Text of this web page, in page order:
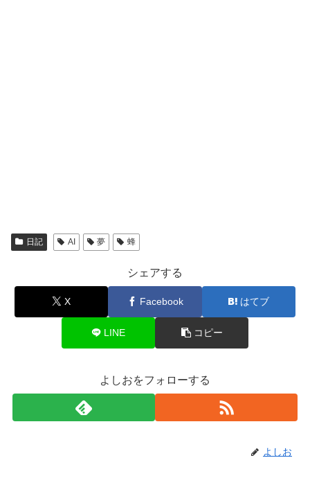
日記 AI 夢 蜂
シェアする
X Facebook はてブ
LINE コピー
よしおをフォローする
よしお